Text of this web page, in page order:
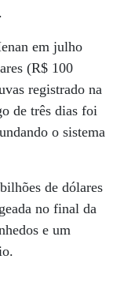
em julho
(R$ 100
registrado na
de três dias foi
o sistema
de dólares
no final da
e um